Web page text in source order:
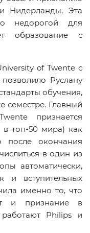
Нидерланды. Эта
недорогой для
образование с
of Twente с
Руслану
обучения,
семестре. Главный
признается
в топ-50 мира) как
после окончания
в один из
автоматически,
и вступительных
именно то, что
и признание в
Philips и